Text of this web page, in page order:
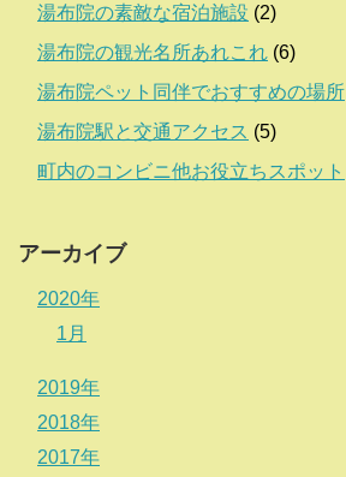
湯布院の素敵な宿泊施設 (2)
湯布院の観光名所あれこれ (6)
湯布院ペット同伴でおすすめの場所
湯布院駅と交通アクセス (5)
町内のコンビニ他お役立ちスポット
アーカイブ
2020年
1月
2019年
2018年
2017年